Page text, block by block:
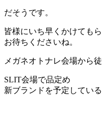
だそうです。
皆様にいち早くかけても
お待ちくださいね。
メガネオトナレ会場から
SLIT会場で品定め
新ブランドを予定してい